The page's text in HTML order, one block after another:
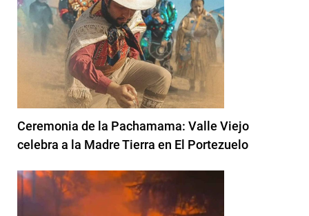
Ceremonia de la Pachamama: Valle Viejo
celebra a la Madre Tierra en El Portezuelo